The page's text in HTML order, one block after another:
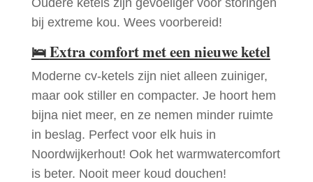
Oudere ketels zijn gevoeliger voor storingen
bij extreme kou. Wees voorbereid!
🛌Extra comfort met een nieuwe ketel
Moderne cv-ketels zijn niet alleen zuiniger,
maar ook stiller en compacter. Je hoort hem
bijna niet meer, en ze nemen minder ruimte
in beslag. Perfect voor elk huis in
Noordwijkerhout! Ook het warmwatercomfort
is beter. Nooit meer koud douchen!